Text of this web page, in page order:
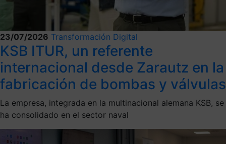
23/07/2026 Transformación Digital
KSB ITUR, un referente
internacional desde Zarautz en la
fabricación de bombas y válvulas
La empresa, integrada en la multinacional alemana KSB, se
ha consolidado en el sector naval